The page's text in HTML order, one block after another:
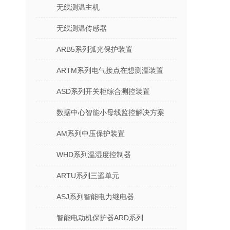
无线测温主机
无线测温传感器
ARB5系列弧光保护装置
ARTM系列电气接点在想测温装置
ASD系列开关柜综合测控装置
数据中心智能小母线监控解决方案
AM系列中压保护装置
WHD系列温湿度控制器
ARTU系列三遥单元
ASJ系列智能电力继电器
智能电动机保护器ARD系列